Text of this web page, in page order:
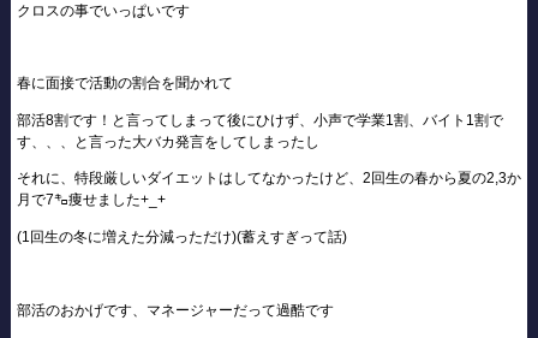
クロスの事でいっぱいです
春に面接で活動の割合を聞かれて
部活8割です！と言ってしまって後にひけず、小声で学業1割、バイト1割で
す、、、と言った大バカ発言をしてしまったし
それに、特段厳しいダイエットはしてなかったけど、2回生の春から夏の2,3か
月で7㌔痩せました+_+
(1回生の冬に増えた分減っただけ)(蓄えすぎって話)
部活のおかげです、マネージャーだって過酷です